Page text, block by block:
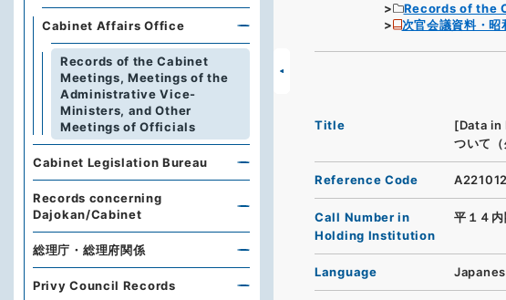
Records of the
次官会議資料・昭
Title [Data
ついて（
Reference Code
Call Number in
Holding Institution
平１４
Language
Cabinet Affairs Office
Records of the Cabinet
Meetings, Meetings of the
Administrative Vice-
Ministers, and Other
Meetings of Officials
Cabinet Legislation Bureau
Records concerning
Dajokan/Cabinet
総理庁・総理府関係
Privy Council Records